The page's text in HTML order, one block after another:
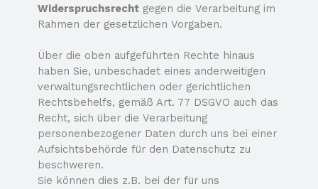
Widerspruchsrecht gegen die Verarbeitung im
Rahmen der gesetzlichen Vorgaben.
Über die oben aufgeführten Rechte hinaus
haben Sie, unbeschadet eines anderweitigen
verwaltungsrechtlichen oder gerichtlichen
Rechtsbehelfs, gemäß Art. 77 DSGVO auch das
Recht, sich über die Verarbeitung
personenbezogener Daten durch uns bei einer
Aufsichtsbehörde für den Datenschutz zu
beschweren.
Sie können dies z.B. bei der für uns